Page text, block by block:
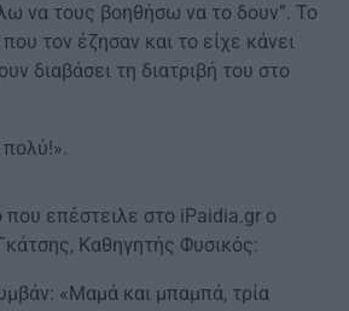
να τους βοηθήσω να το δουν”. Το
τον έζησαν και το είχε κάνει
διαβάσει τη διατριβή του στο
πολύ!».
που επέστειλε στο iPaidia.gr o
Καθηγητής Φυσικός:
«Μαμά και μπαμπά, τρία